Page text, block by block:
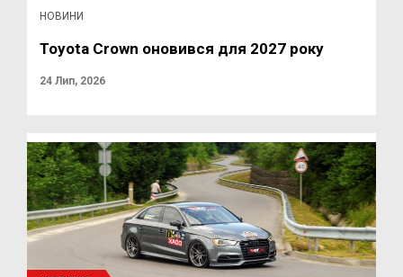
НОВИНИ
Toyota Crown оновився для 2027 року
24 Лип, 2026